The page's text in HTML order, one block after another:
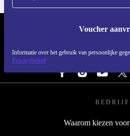
Voucher
Informatie over het gebruik van persoonlijke
Privacybeleid
REFURBED
VOLG ONS
BEDRIJF
Waarom kiezen